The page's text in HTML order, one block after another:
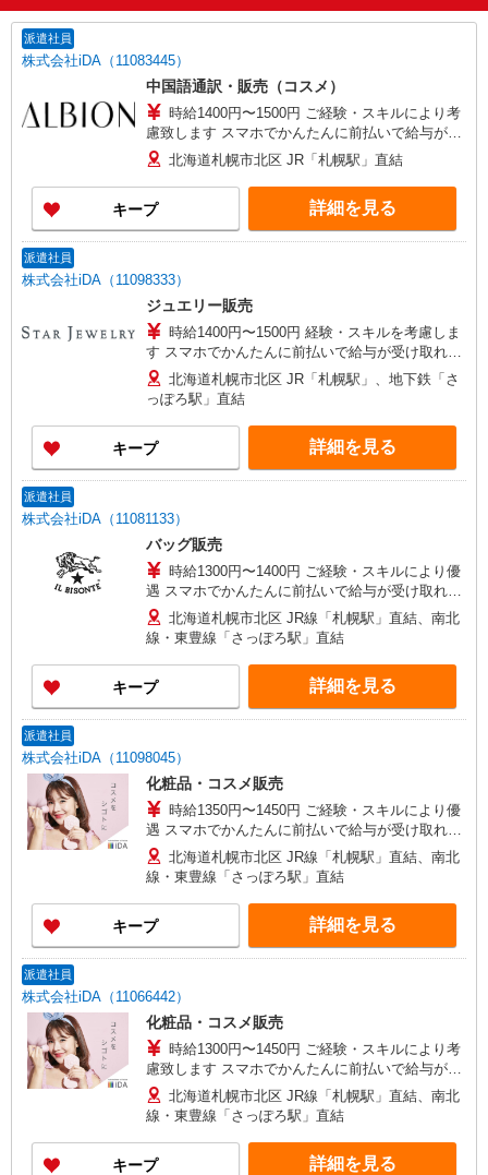
派遣社員
株式会社iDA（11083445）
中国語通訳・販売（コスメ）
時給1400円〜1500円 ご経験・スキルにより考
慮致します スマホでかんたんに前払いで給与が受
け取れます（※上限、条件あり）
北海道札幌市北区 JR「札幌駅」直結
キープ 詳細を見る
派遣社員
株式会社iDA（11098333）
ジュエリー販売
時給1400円〜1500円 経験・スキルを考慮しま
す スマホでかんたんに前払いで給与が受け取れま
す（※上限、条件あり）
北海道札幌市北区 JR「札幌駅」、地下鉄「さ
っぽろ駅」直結
キープ 詳細を見る
派遣社員
株式会社iDA（11081133）
バッグ販売
時給1300円〜1400円 ご経験・スキルにより優
遇 スマホでかんたんに前払いで給与が受け取れま
す（※上限、条件あり）
北海道札幌市北区 JR線「札幌駅」直結、南北
線・東豊線「さっぽろ駅」直結
キープ 詳細を見る
派遣社員
株式会社iDA（11098045）
化粧品・コスメ販売
時給1350円〜1450円 ご経験・スキルにより優
遇 スマホでかんたんに前払いで給与が受け取れま
す（※上限、条件あり）
北海道札幌市北区 JR線「札幌駅」直結、南北
線・東豊線「さっぽろ駅」直結
キープ 詳細を見る
派遣社員
株式会社iDA（11066442）
化粧品・コスメ販売
時給1300円〜1450円 ご経験・スキルにより考
慮致します スマホでかんたんに前払いで給与が受
け取れます（※上限、条件あり）
北海道札幌市北区 JR線「札幌駅」直結、南北
線・東豊線「さっぽろ駅」直結
キープ 詳細を見る